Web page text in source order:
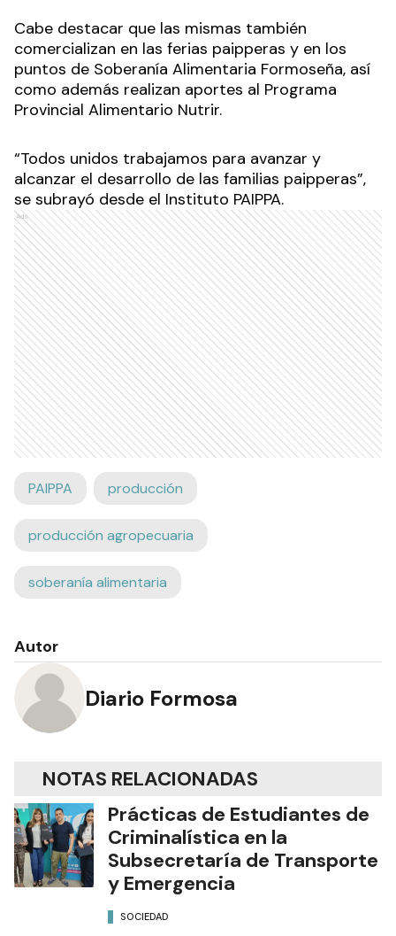
Cabe destacar que las mismas también
comercializan en las ferias paipperas y en los
puntos de Soberanía Alimentaria Formoseña, así
como además realizan aportes al Programa
Provincial Alimentario Nutrir.
“Todos unidos trabajamos para avanzar y
alcanzar el desarrollo de las familias paipperas”,
se subrayó desde el Instituto PAIPPA.
Ads
PAIPPA producción
producción agropecuaria
soberanía alimentaria
Autor
Diario Formosa
NOTAS RELACIONADAS
Prácticas de Estudiantes de
Criminalística en la
Subsecretaría de Transporte
y Emergencia
SOCIEDAD